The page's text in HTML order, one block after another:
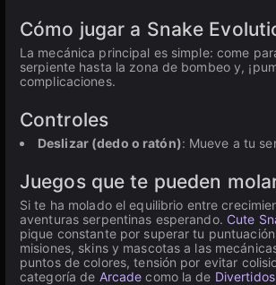
Cómo jugar a Snake
La mecánica principal es simple: come
serpiente hasta la zona de bombeo y,
complicaciones.
Controles
Deslizar (dedo o ratón): Mueve a tu
Juegos que te pueden
Si te ha molado el equilibrio entre
aventuras serpentinas esperando. Cute
pique constante por superar tu
misiones, skins y mascotas a las
puntos de colores, tensión por evitar
categoría de Arcade como la de Divertidos